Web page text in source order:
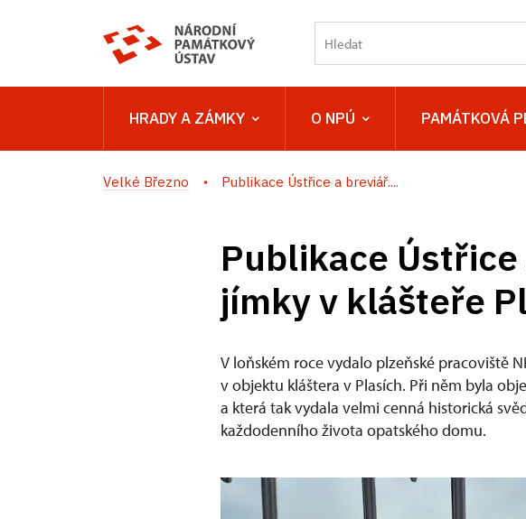
HRADY A ZÁMKY O NPÚ PAMÁTKOVÁ
Velké Březno Publikace Ústřice a breviář....
Publikace
jímky v klášteře
V loňském roce vydalo plzeňské pracoviště
v objektu kláštera v Plasích. Při něm byla
a která tak vydala velmi cenná historická
každodenního života opatského domu.